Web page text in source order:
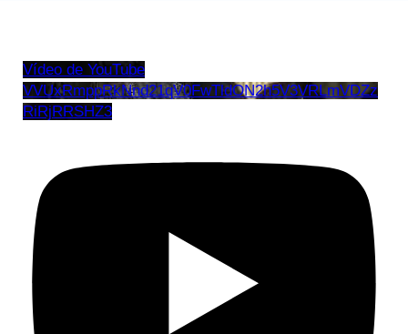
Vídeo de YouTube
VVUxRmppRkNnd21qV0FwTldON2h5V3VRLmVDZz
RiRjRRSHZ3